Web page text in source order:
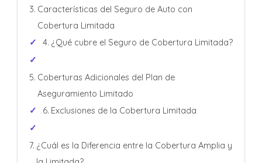
Características del Seguro de Auto con
Cobertura Limitada
¿Qué cubre el Seguro de Cobertura Limitada?
Coberturas Adicionales del Plan de
Aseguramiento Limitado
Exclusiones de la Cobertura Limitada
¿Cuál es la Diferencia entre la Cobertura Amplia y